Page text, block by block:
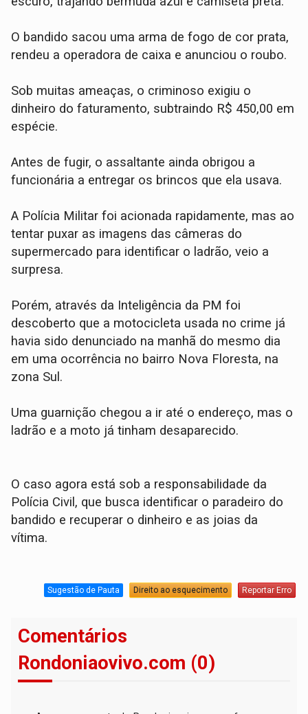
​O bandido sacou uma arma de fogo de cor prata,
rendeu a operadora de caixa e anunciou o roubo.
Sob muitas ameaças, o criminoso exigiu o
dinheiro do faturamento, subtraindo R$ 450,00 em
espécie.
Antes de fugir, o assaltante ainda obrigou a
funcionária a entregar os brincos que ela usava.
​A Polícia Militar foi acionada rapidamente, mas ao
tentar puxar as imagens das câmeras do
supermercado para identificar o ladrão, veio a
surpresa.
Porém, através da Inteligência da PM foi
descoberto que a motocicleta usada no crime já
havia sido denunciado na manhã do mesmo dia
em uma ocorrência no bairro Nova Floresta, na
zona Sul.
Uma guarnição chegou a ir até o endereço, mas o
ladrão e a moto já tinham desaparecido.
​O caso agora está sob a responsabilidade da
Polícia Civil, que busca identificar o paradeiro do
bandido e recuperar o dinheiro e as joias da
vítima.
Sugestão de Pauta Direito ao esquecimento Reportar Erro
Comentários
Rondoniaovivo.com (0)